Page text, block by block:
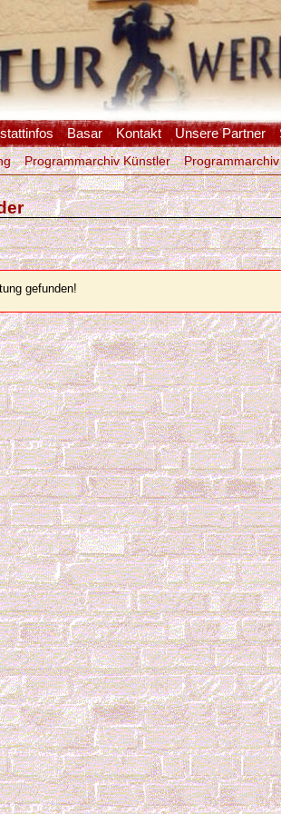
Basar Kontakt Unsere Partner
Programmarchiv Künstler
gefunden!